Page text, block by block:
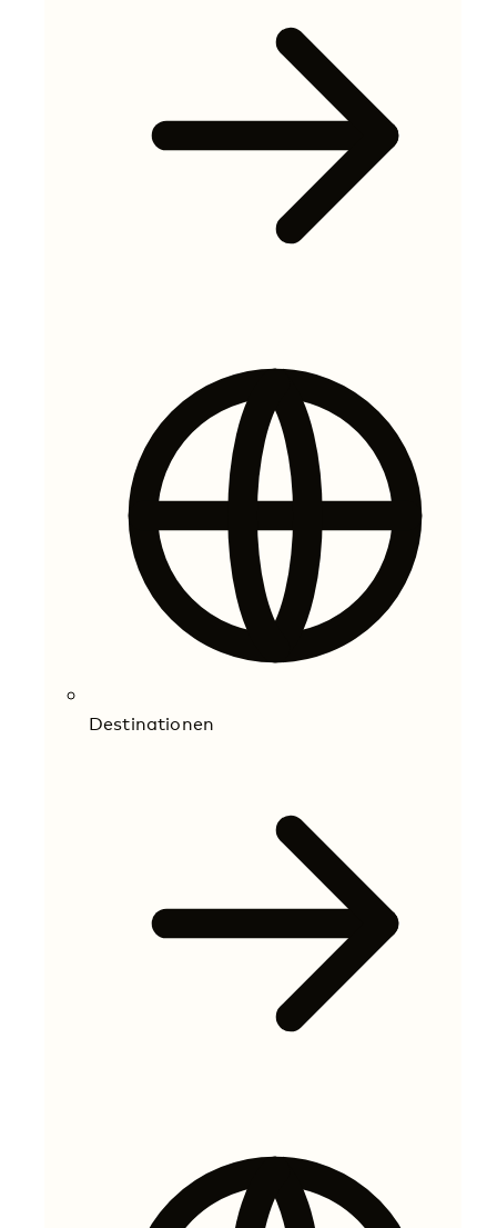
Destinationen